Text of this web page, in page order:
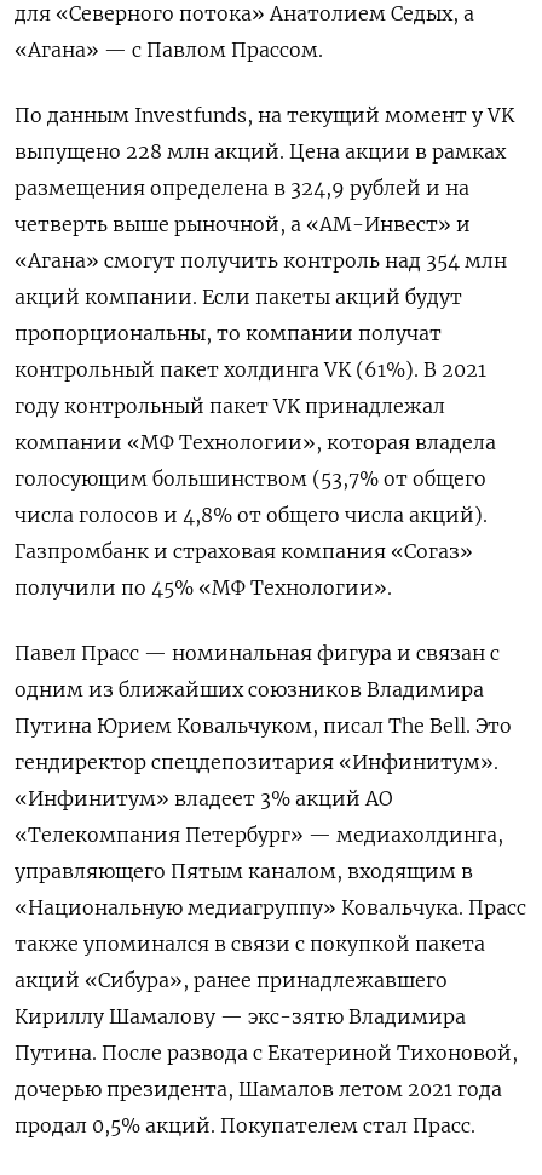
для «Северного потока» Анатолием Седых, а
«Агана» — с Павлом Прассом.
По данным Investfunds, на текущий момент у VK
выпущено 228 млн акций. Цена акции в рамках
размещения определена в 324,9 рублей и на
четверть выше рыночной, а «АМ-Инвест» и
«Агана» смогут получить контроль над 354 млн
акций компании. Если пакеты акций будут
пропорциональны, то компании получат
контрольный пакет холдинга VK (61%). В 2021
году контрольный пакет VK принадлежал
компании «МФ Технологии», которая владела
голосующим большинством (53,7% от общего
числа голосов и 4,8% от общего числа акций).
Газпромбанк и страховая компания «Согаз»
получили по 45% «МФ Технологии».
Павел Прасс — номинальная фигура и связан с
одним из ближайших союзников Владимира
Путина Юрием Ковальчуком, писал The Bell. Это
гендиректор спецдепозитария «Инфинитум».
«Инфинитум» владеет 3% акций АО
«Телекомпания Петербург» — медиахолдинга,
управляющего Пятым каналом, входящим в
«Национальную медиагруппу» Ковальчука. Прасс
также упоминался в связи с покупкой пакета
акций «Сибура», ранее принадлежавшего
Кириллу Шамалову — экс-зятю Владимира
Путина. После развода с Екатериной Тихоновой,
дочерью президента, Шамалов летом 2021 года
продал 0,5% акций. Покупателем стал Прасс.